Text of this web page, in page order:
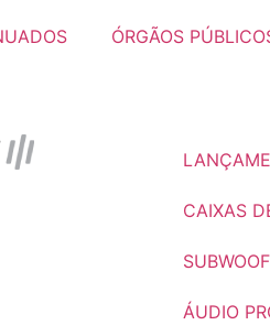
ÓRGÃOS
CAIXAS
ÁUDIO